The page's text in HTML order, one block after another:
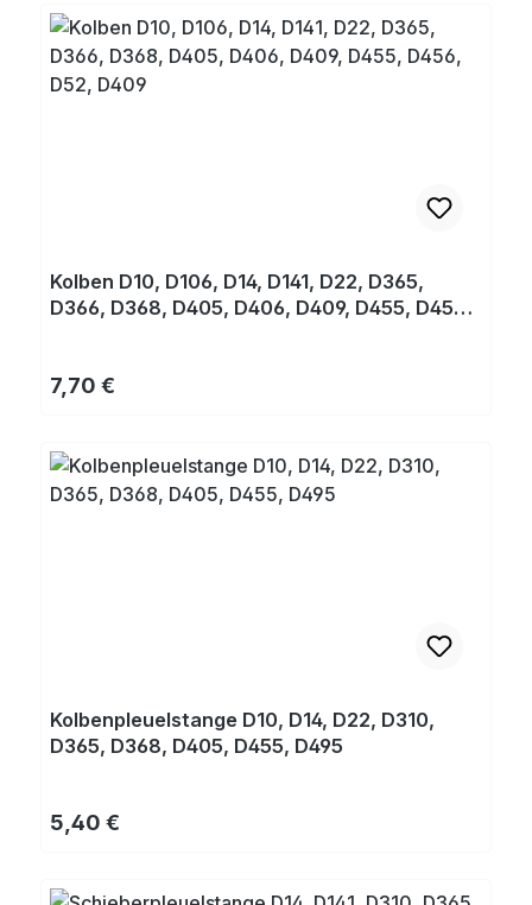
Kolben D10, D106, D14, D141, D22, D365,
D366, D368, D405, D406, D409, D455, D456,
Regulärer Preis:
7,70 €
Kolbenpleuelstange D10, D14, D22, D310,
D365, D368, D405, D455, D495
Regulärer Preis:
5,40 €